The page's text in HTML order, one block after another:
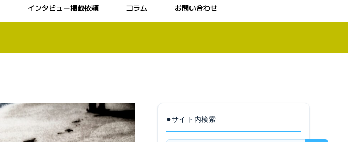
インタビュー掲載依頼 コラム お問い合わせ
●サイト内検索